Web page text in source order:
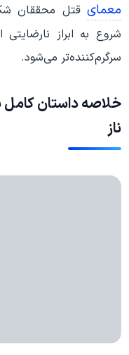
معمای قتل محققان
شروع به ابراز
سرگرم‌کننده‌تر می‌شود.
ناز